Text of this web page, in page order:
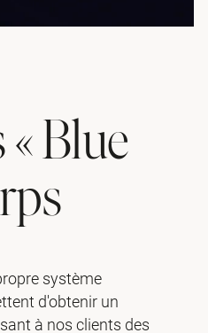
Blue
système
d'obtenir un
à nos clients des